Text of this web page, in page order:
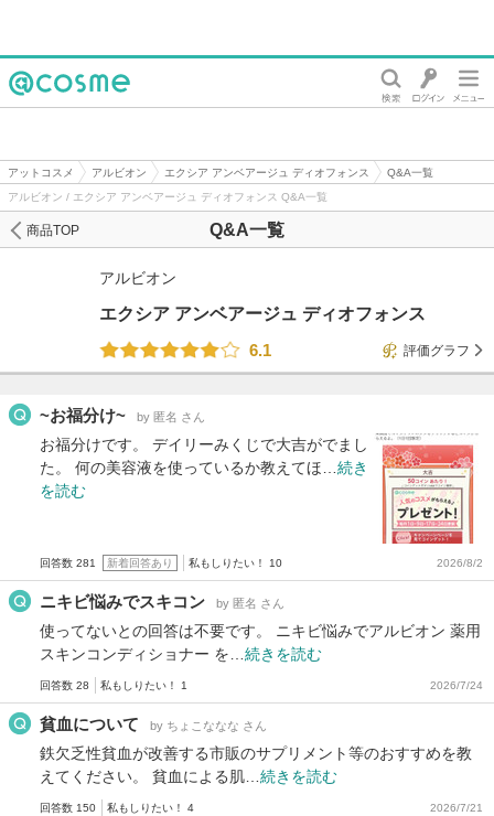
アットコスメ アルビオン エクシア アンベアージュ ディオフォンス
Q&A一覧
アルビオン / エクシア アンベアージュ ディオフォンス Q&A一覧
Q&A一覧
商品TOP
アルビオン
エクシア アンベアージュ ディオフォンス
6.1
評価グラフ
~お福分け~ by 匿名 さん
お福分けです。 デイリーみくじで大吉がでまし
た。 何の美容液を使っているか教えてほ… 続き
を読む
回答数 281 新着回答あり 私もしりたい！ 10 2026/8/2
ニキビ悩みでスキコン by 匿名 さん
使ってないとの回答は不要です。 ニキビ悩みでアルビオン 薬用
スキンコンディショナー を… 続きを読む
回答数 28 私もしりたい！ 1 2026/7/24
貧血について by ちょこななな さん
鉄欠乏性貧血が改善する市販のサプリメント等のおすすめを教
えてください。 貧血による肌… 続きを読む
回答数 150 私もしりたい！ 4 2026/7/21